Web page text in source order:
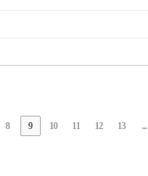
8 9 10 11 12 13 ...